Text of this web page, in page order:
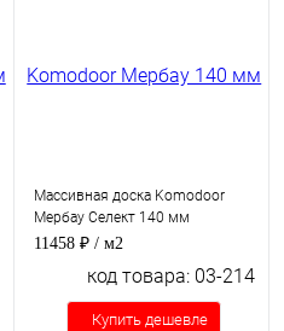
Массивная доска Komodoor
Мербау Селект 140 мм
11458 ₽ / м2
код товара: 03-214
Купить дешевле